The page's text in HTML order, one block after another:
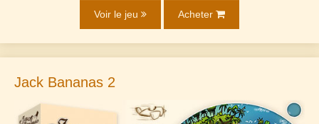
Voir le jeu Acheter
Jack Bananas 2